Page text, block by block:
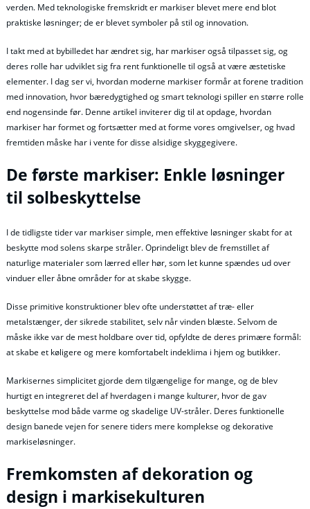
verden. Med teknologiske fremskridt er markiser blevet mere end blot
praktiske løsninger; de er blevet symboler på stil og innovation.
I takt med at bybilledet har ændret sig, har markiser også tilpasset sig, og
deres rolle har udviklet sig fra rent funktionelle til også at være æstetiske
elementer. I dag ser vi, hvordan moderne markiser formår at forene tradition
med innovation, hvor bæredygtighed og smart teknologi spiller en større rolle
end nogensinde før. Denne artikel inviterer dig til at opdage, hvordan
markiser har formet og fortsætter med at forme vores omgivelser, og hvad
fremtiden måske har i vente for disse alsidige skyggegivere.
De første markiser: Enkle løsninger
til solbeskyttelse
I de tidligste tider var markiser simple, men effektive løsninger skabt for at
beskytte mod solens skarpe stråler. Oprindeligt blev de fremstillet af
naturlige materialer som lærred eller hør, som let kunne spændes ud over
vinduer eller åbne områder for at skabe skygge.
Disse primitive konstruktioner blev ofte understøttet af træ- eller
metalstænger, der sikrede stabilitet, selv når vinden blæste. Selvom de
måske ikke var de mest holdbare over tid, opfyldte de deres primære formål:
at skabe et køligere og mere komfortabelt indeklima i hjem og butikker.
Markisernes simplicitet gjorde dem tilgængelige for mange, og de blev
hurtigt en integreret del af hverdagen i mange kulturer, hvor de gav
beskyttelse mod både varme og skadelige UV-stråler. Deres funktionelle
design banede vejen for senere tiders mere komplekse og dekorative
markiseløsninger.
Fremkomsten af dekoration og
design i markisekulturen